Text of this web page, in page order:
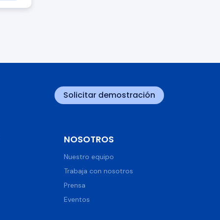
Solicitar demostración
NOSOTROS
Nuestro equipo
Trabaja con nosotros
Prensa
Eventos